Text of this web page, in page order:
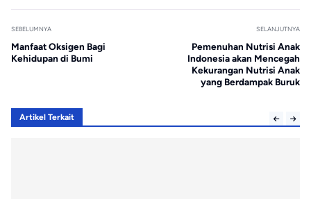
SEBELUMNYA
Manfaat Oksigen Bagi
Kehidupan di Bumi
SELANJUTNYA
Pemenuhan Nutrisi Anak
Indonesia akan Mencegah
Kekurangan Nutrisi Anak
yang Berdampak Buruk
Artikel Terkait